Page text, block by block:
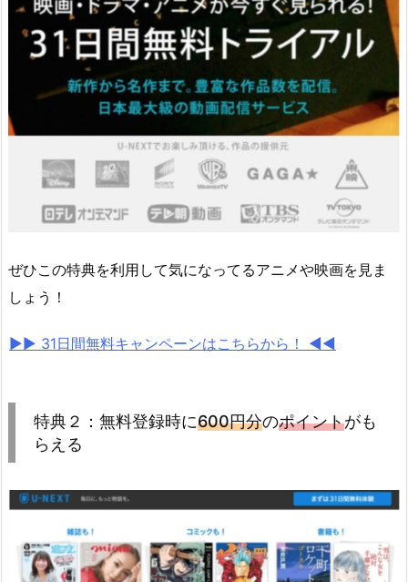
ぜひこの特典を利用して気になってるアニメや映画を見ま
しょう！
▶︎▶︎ 31日間無料キャンペーンはこちらから！ ◀︎◀︎
特典２：無料登録時に600円分のポイントがも
らえる